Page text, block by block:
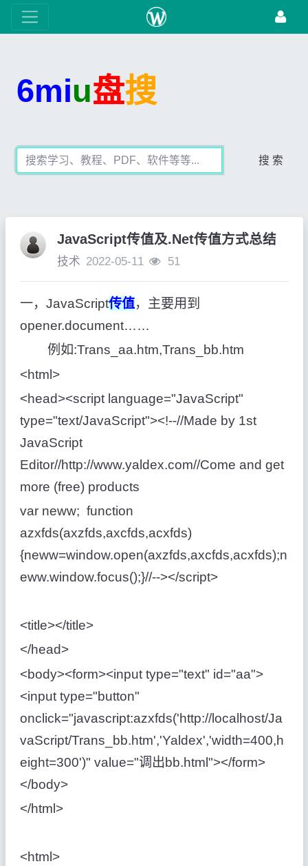
6miu盘搜
搜 索
JavaScript传值及.Net传值方式总结
技术 2022-05-11 51
一，JavaScript传值，主要用到
opener.document……
例如:Trans_aa.htm,Trans_bb.htm
<html>
<head><script language="JavaScript"
type="text/JavaScript"><!--//Made by 1st
JavaScript
Editor//http://www.yaldex.com//Come and get
more (free) products
var neww; function
azxfds(axzfds,axcfds,acxfds)
{neww=window.open(axzfds,axcfds,acxfds);n
eww.window.focus();}//--></script>
<title></title>
</head>
<body><form><input type="text" id="aa">
<input type="button"
οnclick="javascript:azxfds('http://localhost/Ja
vaScript/Trans_bb.htm','Yaldex','width=400,h
eight=300')" value="调出bb.html"></form>
</body>
</html>
<html>